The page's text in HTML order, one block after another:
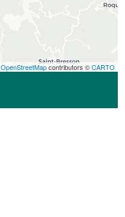
OpenStreetMapcontributors ©CARTO